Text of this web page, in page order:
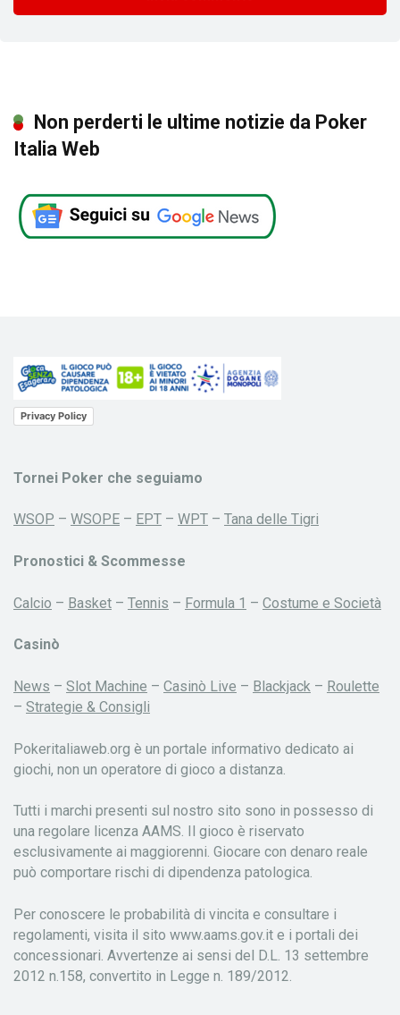
Non perderti le ultime notizie da Poker
Italia Web
Privacy Policy
Tornei Poker che seguiamo
WSOP – WSOPE – EPT – WPT – Tana delle Tigri
Pronostici & Scommesse
Calcio – Basket – Tennis – Formula 1 – Costume e Società
Casinò
News – Slot Machine – Casinò Live – Blackjack – Roulette
– Strategie & Consigli
Pokeritaliaweb.org è un portale informativo dedicato ai
giochi, non un operatore di gioco a distanza.
Tutti i marchi presenti sul nostro sito sono in possesso di
una regolare licenza AAMS. Il gioco è riservato
esclusivamente ai maggiorenni. Giocare con denaro reale
può comportare rischi di dipendenza patologica.
Per conoscere le probabilità di vincita e consultare i
regolamenti, visita il sito www.aams.gov.it e i portali dei
concessionari. Avvertenze ai sensi del D.L. 13 settembre
2012 n.158, convertito in Legge n. 189/2012.